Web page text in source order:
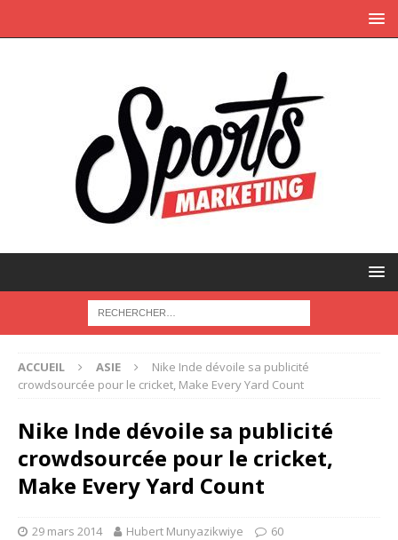
ACCUEIL ASIE
Nike Inde dévoile sa publicité
crowdsourcée pour le cricket, Make Every Yard Count
Nike Inde dévoile sa publicité
crowdsourcée pour le cricket,
Make Every Yard Count
29 mars 2014 Hubert Munyazikwiye 60